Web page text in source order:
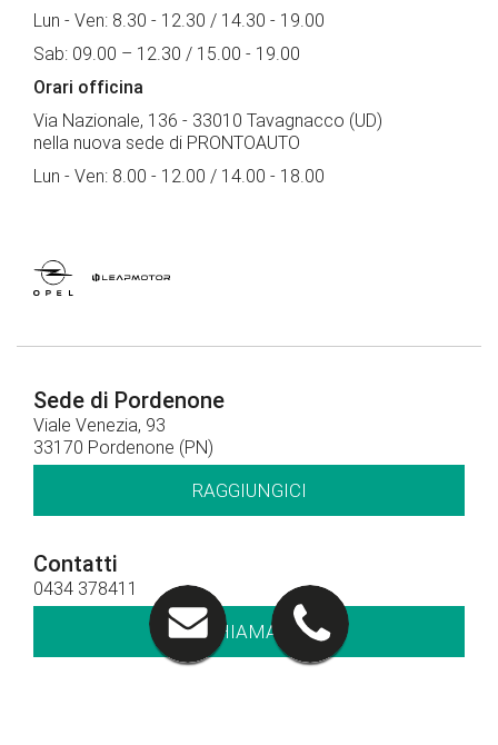
Lun - Ven: 8.30 - 12.30 / 14.30 - 19.00
Sab: 09.00 – 12.30 / 15.00 - 19.00
Orari officina
Via Nazionale, 136 - 33010 Tavagnacco (UD)
nella nuova sede di PRONTOAUTO
Lun - Ven: 8.00 - 12.00 / 14.00 - 18.00
Sede di Pordenone
Viale Venezia, 93
33170 Pordenone (PN)
RAGGIUNGICI
Contatti
0434 378411
CHIAMACI